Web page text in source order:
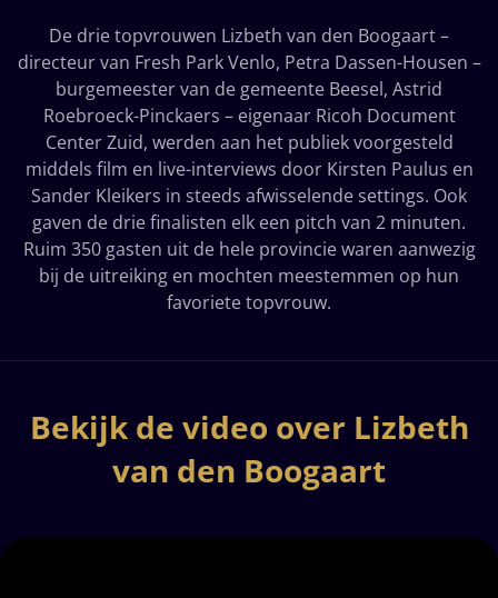
De drie topvrouwen Lizbeth van den Boogaart –
directeur van Fresh Park Venlo, Petra Dassen-Housen –
burgemeester van de gemeente Beesel, Astrid
Roebroeck-Pinckaers – eigenaar Ricoh Document
Center Zuid, werden aan het publiek voorgesteld
middels film en live-interviews door Kirsten Paulus en
Sander Kleikers in steeds afwisselende settings. Ook
gaven de drie finalisten elk een pitch van 2 minuten.
Ruim 350 gasten uit de hele provincie waren aanwezig
bij de uitreiking en mochten meestemmen op hun
favoriete topvrouw.
Bekijk de video over Lizbeth
van den Boogaart